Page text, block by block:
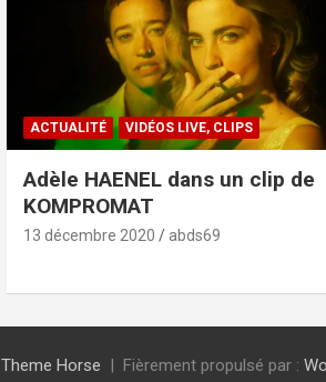
ACTUALITÉ VIDÉOS LIVE, CLIPS
Adèle HAENEL dans un clip de
KOMPROMAT
13 décembre 2020 abds69
Theme Horse Fièrement propulsé par :